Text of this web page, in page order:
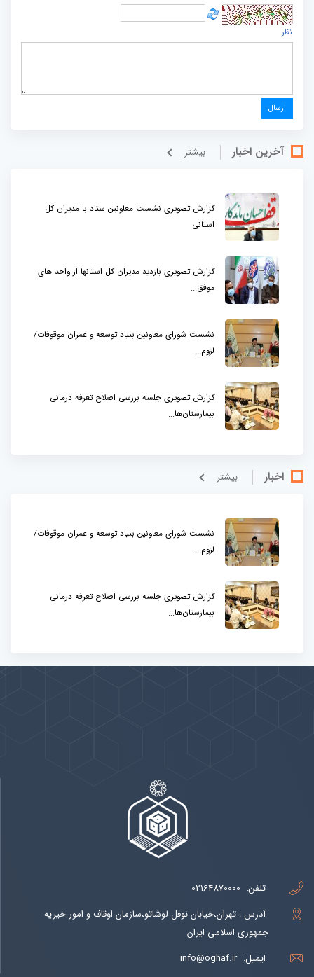
نظر
آخرین اخبار بيشتر
گزارش تصویری نشست معاونین ستاد با مدیران کل
استانی
گزارش تصویری بازدید مدیران کل استانها از واحد های
موفق...
نشست شورای معاونین بنیاد توسعه و عمران موقوفات/
لزوم...
گزارش تصویری جلسه بررسی اصلاح تعرفه درمانی
بیمارستان‌ها...
اخبار بيشتر
نشست شورای معاونین بنیاد توسعه و عمران موقوفات/
لزوم...
گزارش تصویری جلسه بررسی اصلاح تعرفه درمانی
بیمارستان‌ها...
تلفن: 02164870000
آدرس : تهران،خیابان نوفل لوشاتو،سازمان اوقاف و امور خیریه
جمهوری اسلامی ایران
ایمیل: info@oghaf.ir